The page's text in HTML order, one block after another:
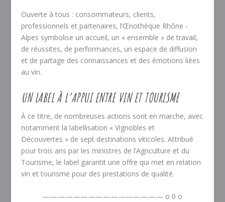
Ouverte à tous : consommateurs, clients,
professionnels et partenaires, l’Œnothèque Rhône -
Alpes symbolise un accueil, un « ensemble » de travail,
de réussites, de performances, un espace de diffusion
et de partage des connaissances et des émotions liées
au vin.
UN LABEL À L’APPUI ENTRE VIN ET TOURISME
À ce titre, de nombreuses actions sont en marche, avec
notamment la labellisation « Vignobles et
Découvertes » de sept destinations viticoles. Attribué
pour trois ans par les ministres de l’Agriculture et du
Tourisme, le label garantit une offre qui met en relation
vin et tourisme pour des prestations de qualité.
———————————————— o 0 o